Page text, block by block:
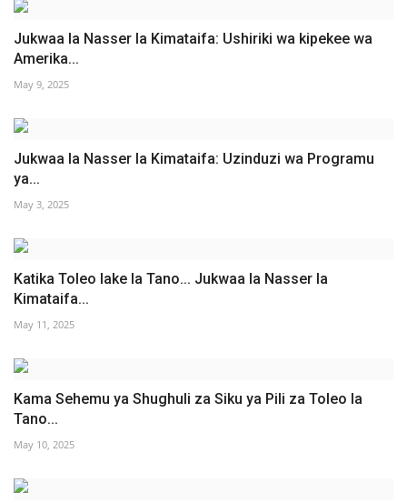
Jukwaa la Nasser la Kimataifa: Ushiriki wa kipekee wa
Amerika...
May 9, 2025
Jukwaa la Nasser la Kimataifa: Uzinduzi wa Programu
ya...
May 3, 2025
Katika Toleo lake la Tano... Jukwaa la Nasser la
Kimataifa...
May 11, 2025
Kama Sehemu ya Shughuli za Siku ya Pili za Toleo la
Tano...
May 10, 2025